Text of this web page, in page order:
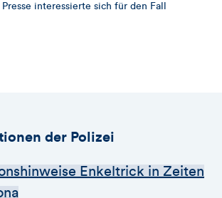
interessierte sich für den Fall
der Polizei
Enkeltrick in Zeiten